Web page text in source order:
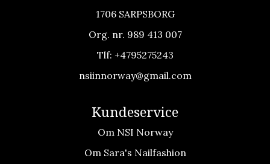
1706 SARPSBORG
Org. nr. 989 413 007
Tlf: +4795275243
nsiinnorway@gmail.com
Kundeservice
Om NSI Norway
Om Sara's Nailfashion